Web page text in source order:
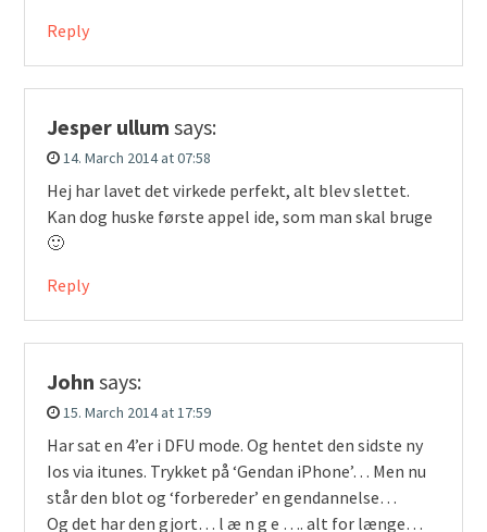
Reply
Jesper ullum says:
14. March 2014 at 07:58
Hej har lavet det virkede perfekt, alt blev slettet.
Kan dog huske første appel ide, som man skal bruge
🙂
Reply
John says:
15. March 2014 at 17:59
Har sat en 4’er i DFU mode. Og hentet den sidste ny
Ios via itunes. Trykket på ‘Gendan iPhone’… Men nu
står den blot og ‘forbereder’ en gendannelse…
Og det har den gjort… l æ n g e …. alt for længe…